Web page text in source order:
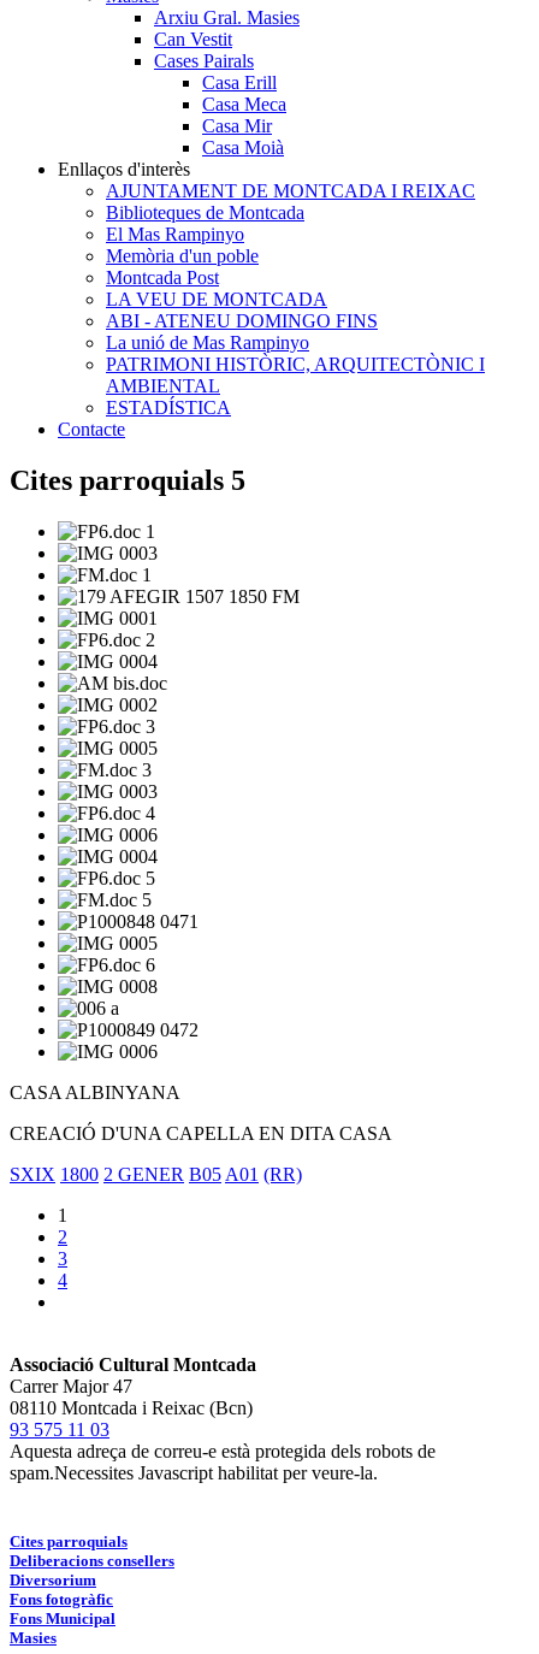
Arxiu Gral. Masies
Can Vestit
Cases Pairals
Casa Erill
Casa Meca
Casa Mir
Casa Moià
Enllaços d'interès
AJUNTAMENT DE MONTCADA I REIXAC
Biblioteques de Montcada
El Mas Rampinyo
Memòria d'un poble
Montcada Post
LA VEU DE MONTCADA
ABI - ATENEU DOMINGO FINS
La unió de Mas Rampinyo
PATRIMONI HISTÒRIC, ARQUITECTÒNIC I
AMBIENTAL
ESTADÍSTICA
Contacte
Cites parroquials 5
CASA ALBINYANA
CREACIÓ D'UNA CAPELLA EN DITA CASA
SXIX 1800 2 GENER B05 A01 (RR)
1
2
3
4
Associació Cultural Montcada
Carrer Major 47
08110 Montcada i Reixac (Bcn)
93 575 11 03
Aquesta adreça de correu-e està protegida dels robots de
spam.Necessites Javascript habilitat per veure-la.
Cites parroquials
Deliberacions consellers
Diversorium
Fons fotogràfic
Fons Municipal
Masies